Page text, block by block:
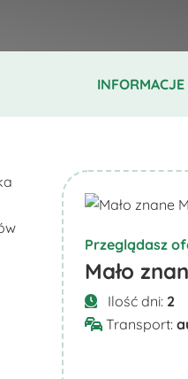
INFORMACJE
Przeglądasz
Mało
Ilość dni: 2
Transport: